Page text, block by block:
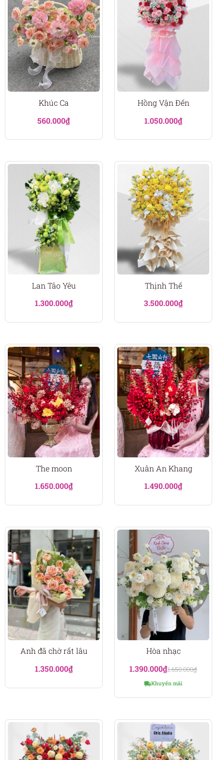
Khúc Ca
560.000₫
Hồng Vận Đến
1.050.000₫
Lan Tảo Yêu
1.300.000₫
Thịnh Thế
3.500.000₫
The moon
1.650.000₫
Xuân An Khang
1.490.000₫
Anh đã chờ rất lâu
1.350.000₫
Hòa nhạc
1.390.000₫1.650.000₫
Khuyến mãi